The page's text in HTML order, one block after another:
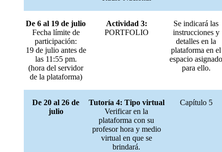
De 6 al 19 de julio
Fecha límite de
participación:
19 de julio antes de
las 11:55 pm.
(hora del servidor
de la plataforma)
Actividad 3:
PORTFOLIO
Se indicará las
instrucciones y
detalles en la
plataforma en el
espacio asignado
para ello.
De 20 al 26 de
julio
Tutoría 4: Tipo virtual
Verificar en la
plataforma con su
profesor hora y medio
virtual en que se
brindará.
Capítulo 5